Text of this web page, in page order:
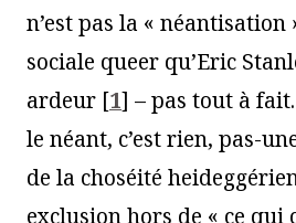
n’est pas la « néantisation
sociale queer qu’Eric
ardeur [1] – pas tout à
le néant, c’est rien, pas-
de la choséité
exclusion hors de « ce qui